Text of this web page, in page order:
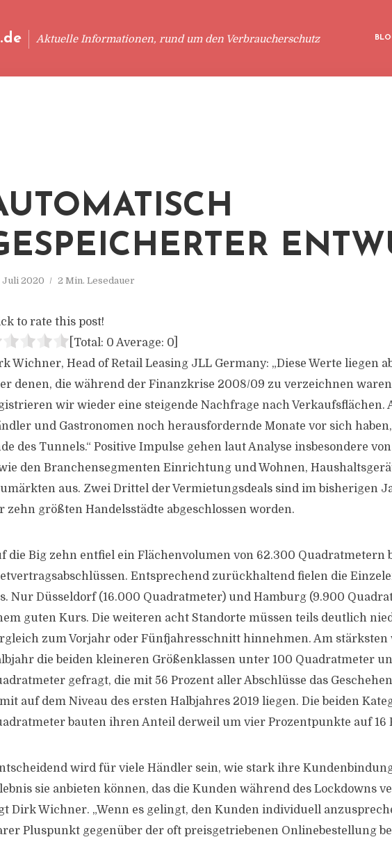
Aktuelle Informationen, rund um den Verbraucherschutz
Juli 2020 2 Min. Lesedauer
to rate this post!
[Total: 0 Average: 0
Wichner, Head of Retail Leasing JLL Germany: „Diese Werte liegen
denen, die während der Finanzkrise 2008/09 zu verzeichnen
wir wieder eine steigende Nachfrage nach Verkaufsflächen.
und Gastronomen noch herausfordernde Monate vor sich
des Tunnels.“ Positive Impulse gehen laut Analyse insbesondere
den Branchensegmenten Einrichtung und Wohnen,
aus. Zwei Drittel der Vermietungsdeals sind im bisherigen
zehn größten Handelsstädte abgeschlossen worden.
die Big zehn entfiel ein Flächenvolumen von 62.300 Quadratmetern
Entsprechend zurückhaltend fielen die
Nur Düsseldorf (16.000 Quadratmeter) und Hamburg (9.900
guten Kurs. Die weiteren acht Standorte müssen teils deutlich
zum Vorjahr oder Fünfjahresschnitt hinnehmen. Am stärksten
die beiden kleineren Größenklassen unter 100 Quadratmeter
gefragt, die mit 56 Prozent aller Abschlüsse das
auf dem Niveau des ersten Halbjahres 2019 liegen. Die beiden
bauten ihren Anteil derweil um vier Prozentpunkte auf 16
wird für viele Händler sein, wie stark ihre
sie anbieten können, das die Kunden während des Lockdowns
Dirk Wichner. „Wenn es gelingt, den Kunden individuell
Pluspunkt gegenüber der oft preisgetriebenen Onlinebestellung